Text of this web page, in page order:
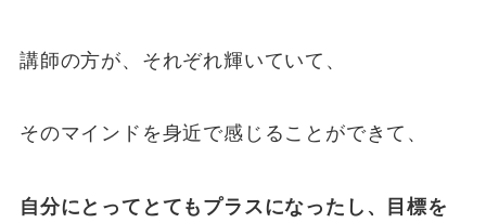
講師の方が、それぞれ輝いていて、
そのマインドを身近で感じることができて、
自分にとってとてもプラスになったし、目標を